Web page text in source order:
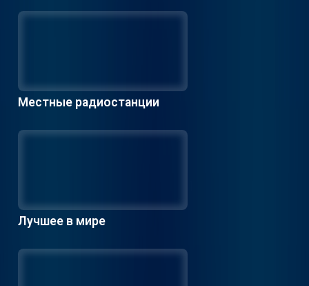
Местные радиостанции
Лучшее в мире